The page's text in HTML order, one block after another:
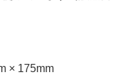
× 175mm